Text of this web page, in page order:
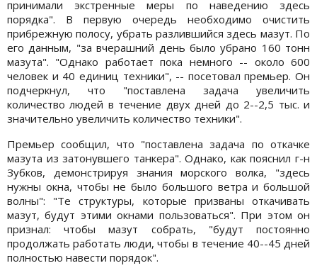
принимали экстренные меры по наведению здесь
порядка". В первую очередь необходимо очистить
прибрежную полосу, убрать разлившийся здесь мазут. По
его данным, "за вчерашний день было убрано 160 тонн
мазута". "Однако работает пока немного -- около 600
человек и 40 единиц техники", -- посетовал премьер. Он
подчеркнул, что "поставлена задача увеличить
количество людей в течение двух дней до 2--2,5 тыс. и
значительно увеличить количество техники".
Премьер сообщил, что "поставлена задача по откачке
мазута из затонувшего танкера". Однако, как пояснил г-н
Зубков, демонстрируя знания морского волка, "здесь
нужны окна, чтобы не было большого ветра и большой
волны": "Те структуры, которые призваны откачивать
мазут, будут этими окнами пользоваться". При этом он
признал: чтобы мазут собрать, "будут постоянно
продолжать работать люди, чтобы в течение 40--45 дней
полностью навести порядок".